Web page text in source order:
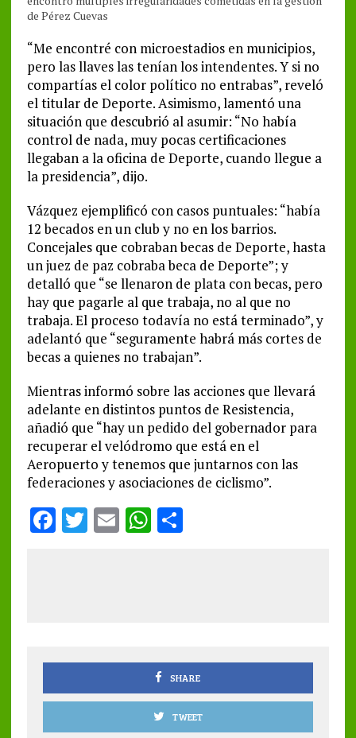
de Pérez Cuevas
“Me encontré con microestadios en municipios,
pero las llaves las tenían los intendentes. Y si no
compartías el color político no entrabas”, reveló
el titular de Deporte. Asimismo, lamentó una
situación que descubrió al asumir: “No había
control de nada, muy pocas certificaciones
llegaban a la oficina de Deporte, cuando llegue a
la presidencia”, dijo.
Vázquez ejemplificó con casos puntuales: “había
12 becados en un club y no en los barrios.
Concejales que cobraban becas de Deporte, hasta
un juez de paz cobraba beca de Deporte”; y
detalló que “se llenaron de plata con becas, pero
hay que pagarle al que trabaja, no al que no
trabaja. El proceso todavía no está terminado”, y
adelantó que “seguramente habrá más cortes de
becas a quienes no trabajan”.
Mientras informó sobre las acciones que llevará
adelante en distintos puntos de Resistencia,
añadió que “hay un pedido del gobernador para
recuperar el velódromo que está en el
Aeropuerto y tenemos que juntarnos con las
federaciones y asociaciones de ciclismo”.
F
k
T E W
p
S
SHARE
TWEET